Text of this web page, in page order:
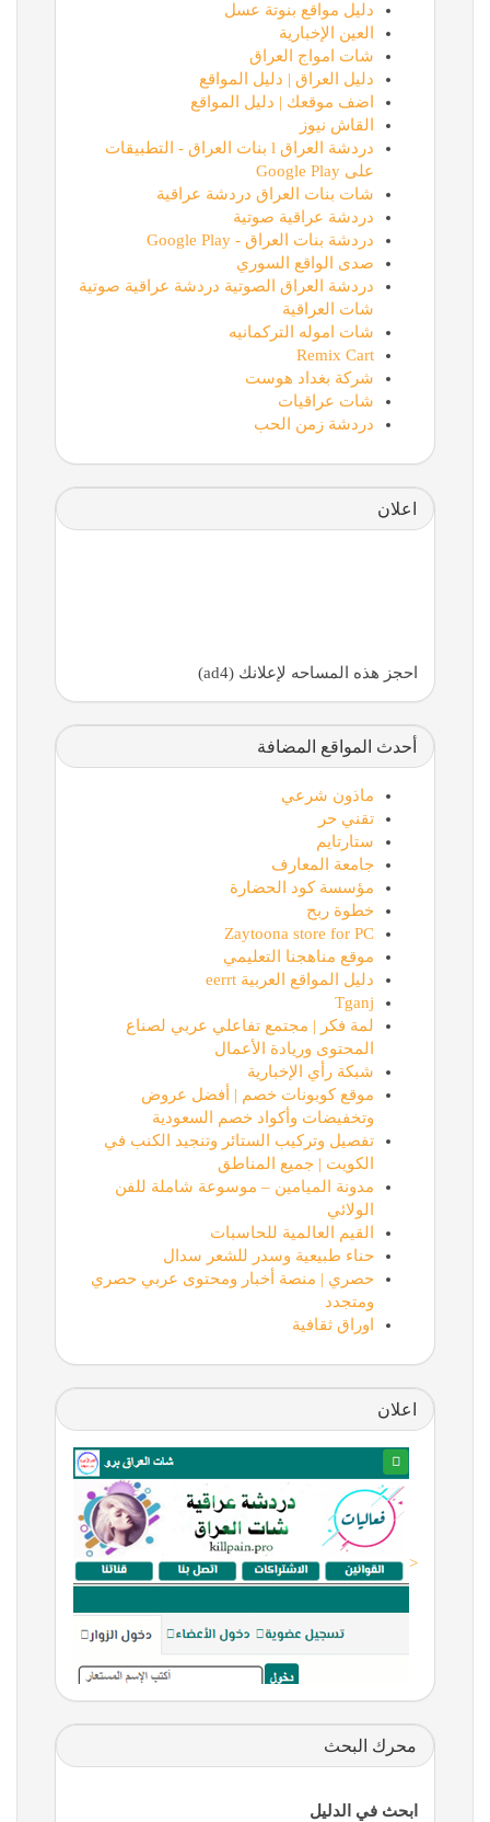
دليل مواقع بنوتة عسل
العين الإخبارية
شات امواج العراق
دليل العراق | دليل المواقع
اضف موقعك | دليل المواقع
القاش نيوز
دردشة العراق l بنات العراق - التطبيقات
على Google Play
شات بنات العراق دردشة عراقية
دردشة عراقية صوتية
دردشة بنات العراق - Google Play
صدى الواقع السوري
دردشة العراق الصوتية دردشة عراقية صوتية
شات العراقية
شات اموله التركمانيه
Remix Cart
شركة بغداد هوست
شات عراقيات
دردشة زمن الحب
اعلان
احجز هذه المساحه لإعلانك (ad4)
أحدث المواقع المضافة
ماذون شرعي
تقني حر
ستارتايم
جامعة المعارف
مؤسسة كود الحضارة
خطوة ربح
Zaytoona store for PC
موقع مناهجنا التعليمي
دليل المواقع العربية eerrt
Tganj
لمة فكر | مجتمع تفاعلي عربي لصناع
المحتوى وريادة الأعمال
شبكة رأي الإخبارية
موقع كوبونات خصم | أفضل عروض
وتخفيضات وأكواد خصم السعودية
تفصيل وتركيب الستائر وتنجيد الكنب في
الكويت | جميع المناطق
مدونة الميامين – موسوعة شاملة للفن
الولائي
القيم العالمية للحاسبات
حناء طبيعية وسدر للشعر سدال
حصري | منصة أخبار ومحتوى عربي حصري
ومتجدد
اوراق ثقافية
اعلان
<
محرك البحث
ابحث في الدليل